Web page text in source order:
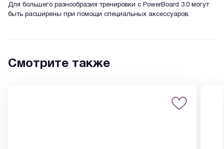
Для большего разнообразия тренировки с PowerBoard 3.0 могут
быть расширены при помощи специальных аксессуаров.
Смотрите также